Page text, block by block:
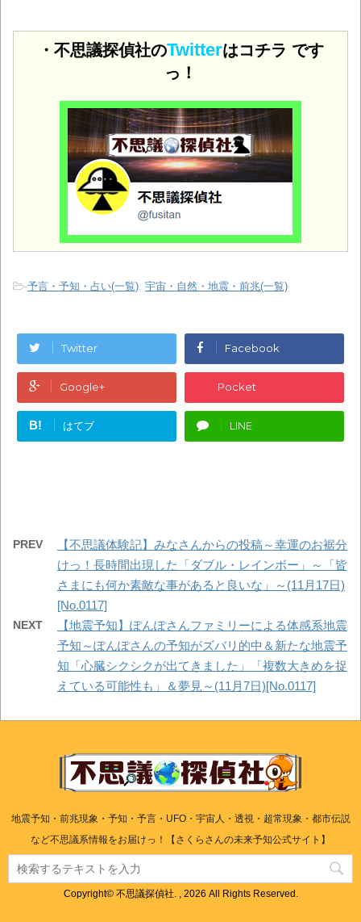
・不思議探偵社のTwitterはコチラ です
っ！
-予言・予知・占い(一覧) 宇宙・自然・地震・前兆(一覧)
Twitter Facebook
Google+ Pocket
B! はてブ LINE
PREV
【不思議体験記】みなさんからの投稿～幸運のお裾分
けっ！長時間出現した「ダブル・レインボー」～「皆
さまにも何か素敵な事があると良いな」～(11月17日)
[No.0117]
NEXT
【地震予知】ぽんぽさんファミリーによる体感系地震
予知～ぽんぽさんの予知がズバリ的中＆新たな地震予
知「心臓シクシクが出てきました」「複数大きめを捉
えている可能性も」＆夢見～(11月7日)[No.0117]
地震予知・前兆現象・予知・予言・UFO・宇宙人・透視・超常現象・都市伝説
など不思議系情報をお届けっ！【さくらさんの未来予知公式サイト】
Copyright© 不思議探偵社. , 2026 All Rights Reserved.